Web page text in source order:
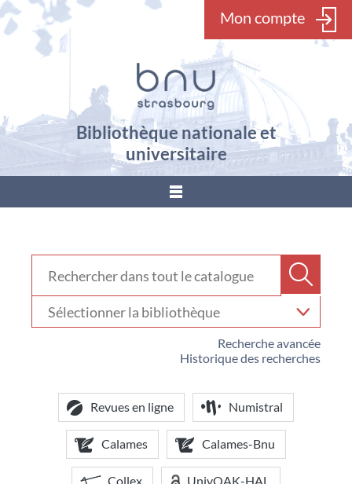
Mon compte
Bibliothèque nationale et
universitaire
???
Recherche avancée
Historique des recherches
votre
bibliothèque
Revues en ligne Numistral
Calames Calames-Bnu
Collex UnivOAK-HAL